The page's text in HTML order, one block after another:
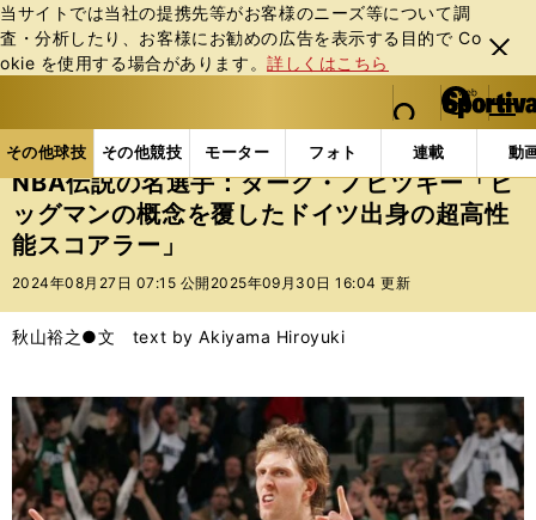
当サイトでは当社の提携先等がお客様のニーズ等について調
査・分析したり、お客様にお勧めの広告を表⽰する⽬的で Co
okie を使⽤する場合があります。詳しくはこちら
閉じ
る
web Sportiva (webスポルティーバ)
検索
マイペ
ー
ジ
メニュ
その他球技 その他競技 モーター フォト 連載 動
ス
ポ
ル
テ
ー
バ
その他球技の記事一覧 バスケットボール NBA
NBA伝説の名選手：ダーク・ノビツキー「ビ
ッグマンの概念を覆したドイツ出身の超高性
能スコアラー」
2024年08月27日 07:15 公開 2025年09月30日 16:04 更新
秋山裕之●文 text by Akiyama Hiroyuki